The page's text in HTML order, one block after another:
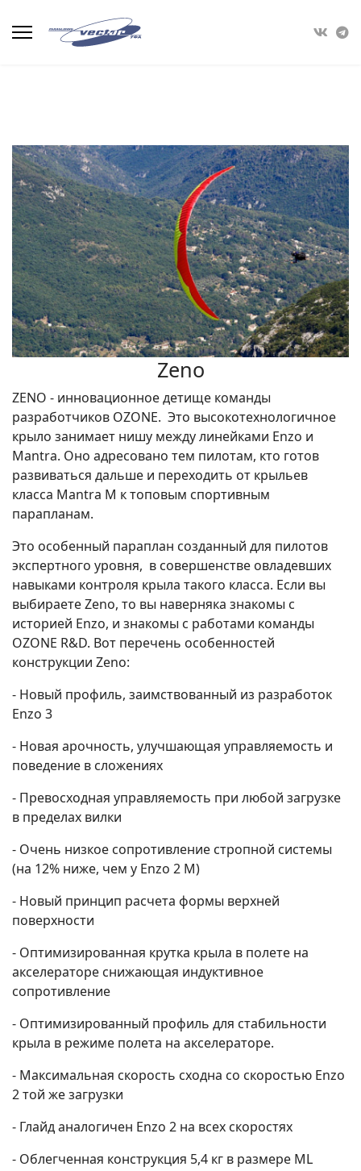
Zeno
ZENO - инновационное детище команды
разработчиков OZONE. Это высокотехнологичное
крыло занимает нишу между линейками Enzo и
Mantra. Оно адресовано тем пилотам, кто готов
развиваться дальше и переходить от крыльев
класса Mantra M к топовым спортивным
парапланам.
Это особенный параплан созданный для пилотов
экспертного уровня, в совершенстве овладевших
навыками контроля крыла такого класса. Если вы
выбираете Zeno, то вы наверняка знакомы с
историей Enzo, и знакомы с работами команды
OZONE R&D. Вот перечень особенностей
конструкции Zeno:
- Новый профиль, заимствованный из разработок
Enzo 3
- Новая арочность, улучшающая управляемость и
поведение в сложениях
- Превосходная управляемость при любой загрузке
в пределах вилки
- Очень низкое сопротивление стропной системы
(на 12% ниже, чем у Enzo 2 M)
- Новый принцип расчета формы верхней
поверхности
- Оптимизированная крутка крыла в полете на
акселераторе снижающая индуктивное
сопротивление
- Оптимизированный профиль для стабильности
крыла в режиме полета на акселераторе.
- Максимальная скорость сходна со скоростью Enzo
2 той же загрузки
- Глайд аналогичен Enzo 2 на всех скоростях
- Облегченная конструкция 5,4 кг в размере ML